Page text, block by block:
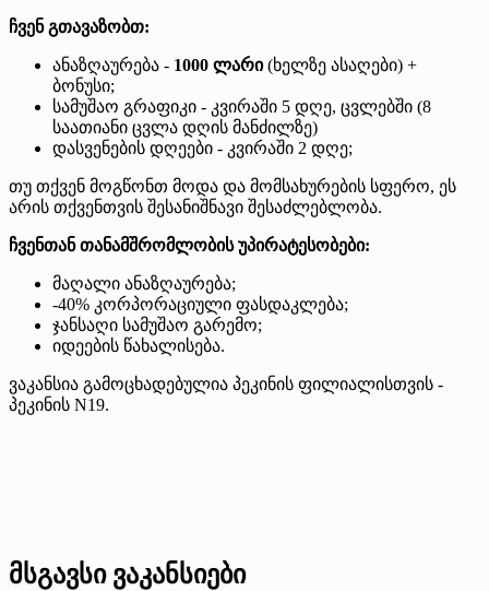
ჩვენ გთავაზობთ:
ანაზღაურება - 1000 ლარი(ხელზე ასაღები) +
ბონუსი;
სამუშაო გრაფიკი - კვირაში 5 დღე, ცვლებში (8
საათიანი ცვლა დღის მანძილზე)
დასვენების დღეები - კვირაში 2 დღე;
თუ თქვენ მოგწონთ მოდა და მომსახურების სფერო, ეს
არის თქვენთვის შესანიშნავი შესაძლებლობა.
ჩვენთან თანამშრომლობის უპირატესობები:
მაღალი ანაზღაურება;
-40% კორპორაციული ფასდაკლება;
ჯანსაღი სამუშაო გარემო;
იდეების წახალისება.
ვაკანსია გამოცხადებულია პეკინის ფილიალისთვის -
პეკინის N19.
მსგავსი ვაკანსიები